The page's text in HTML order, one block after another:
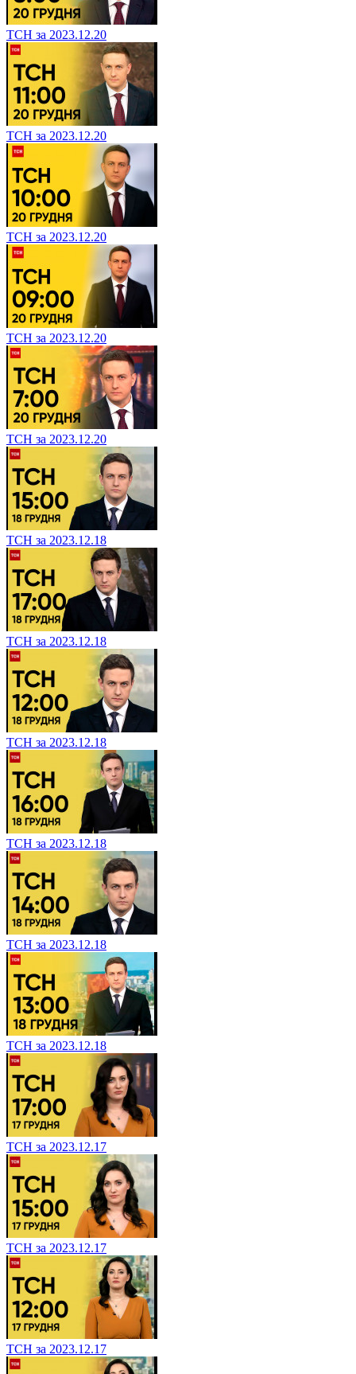
ТСН за 2023.12.20
ТСН за 2023.12.20
ТСН за 2023.12.20
ТСН за 2023.12.20
ТСН за 2023.12.20
ТСН за 2023.12.18
ТСН за 2023.12.18
ТСН за 2023.12.18
ТСН за 2023.12.18
ТСН за 2023.12.18
ТСН за 2023.12.18
ТСН за 2023.12.17
ТСН за 2023.12.17
ТСН за 2023.12.17